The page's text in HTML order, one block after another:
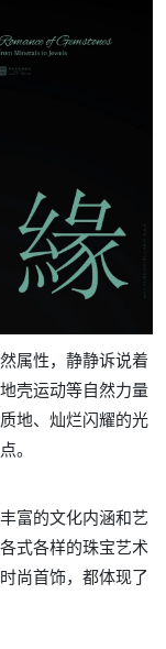
属性，静静诉说着
壳运动等自然力量
地、灿烂闪耀的光
。
富的文化内涵和艺
式各样的珠宝艺术
尚首饰，都体现了